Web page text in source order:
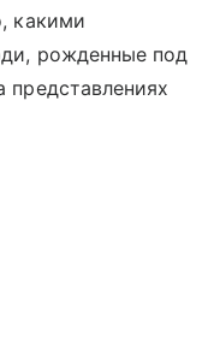
какими
рожденные под